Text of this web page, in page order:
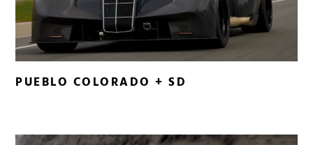
PUEBLO COLORADO + SD